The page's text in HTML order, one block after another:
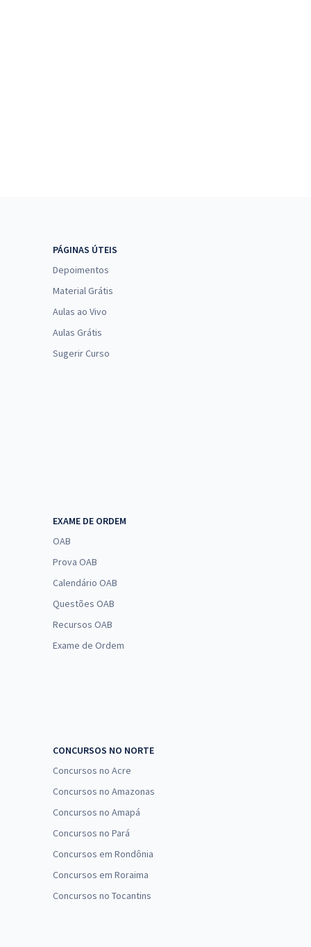
PÁGINAS ÚTEIS
Depoimentos
Material Grátis
Aulas ao Vivo
Aulas Grátis
Sugerir Curso
EXAME DE ORDEM
OAB
Prova OAB
Calendário OAB
Questões OAB
Recursos OAB
Exame de Ordem
CONCURSOS NO NORTE
Concursos no Acre
Concursos no Amazonas
Concursos no Amapá
Concursos no Pará
Concursos em Rondônia
Concursos em Roraima
Concursos no Tocantins